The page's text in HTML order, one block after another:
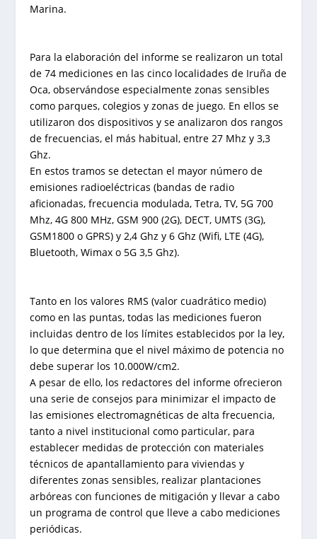
Marina.
Para la elaboración del informe se realizaron un total
de 74 mediciones en las cinco localidades de Iruña de
Oca, observándose especialmente zonas sensibles
como parques, colegios y zonas de juego. En ellos se
utilizaron dos dispositivos y se analizaron dos rangos
de frecuencias, el más habitual, entre 27 Mhz y 3,3
Ghz.
En estos tramos se detectan el mayor número de
emisiones radioeléctricas (bandas de radio
aficionadas, frecuencia modulada, Tetra, TV, 5G 700
Mhz, 4G 800 MHz, GSM 900 (2G), DECT, UMTS (3G),
GSM1800 o GPRS) y 2,4 Ghz y 6 Ghz (Wifi, LTE (4G),
Bluetooth, Wimax o 5G 3,5 Ghz).
Tanto en los valores RMS (valor cuadrático medio)
como en las puntas, todas las mediciones fueron
incluidas dentro de los límites establecidos por la ley,
lo que determina que el nivel máximo de potencia no
debe superar los 10.000W/cm2.
A pesar de ello, los redactores del informe ofrecieron
una serie de consejos para minimizar el impacto de
las emisiones electromagnéticas de alta frecuencia,
tanto a nivel institucional como particular, para
establecer medidas de protección con materiales
técnicos de apantallamiento para viviendas y
diferentes zonas sensibles, realizar plantaciones
arbóreas con funciones de mitigación y llevar a cabo
un programa de control que lleve a cabo mediciones
periódicas.